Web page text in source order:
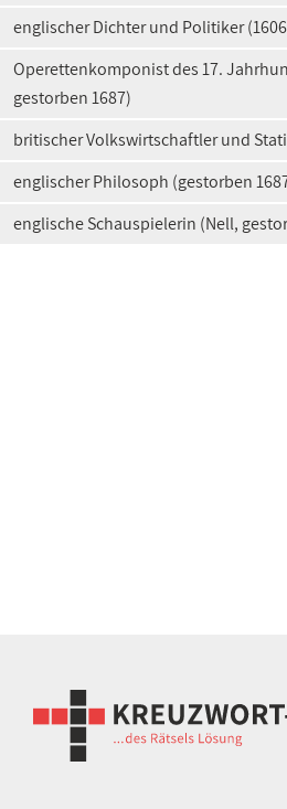
englischer Dichter und Politiker
Operettenkomponist des 17.
gestorben 1687)
britischer Volkswirtschaftler und
englischer Philosoph (gestorben
englische Schauspielerin (Nell,